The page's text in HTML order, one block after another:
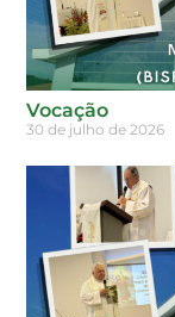
Vocação
30 de julho de 2026